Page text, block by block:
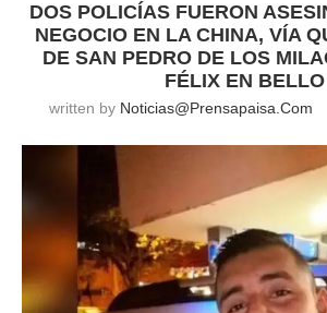
DOS POLICÍAS FUERON
NEGOCIO EN LA CHINA, VÍA
DE SAN PEDRO DE LOS
FÉLIX EN BELLO
written by Noticias@prensapaisa.com